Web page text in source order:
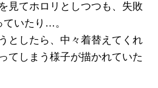
見てホロリとしつつも、失敗
ていたり…。
としたら、中々着替えてくれ
てしまう様子が描かれていた